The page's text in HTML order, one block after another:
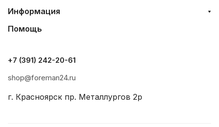
Информация
Помощь
+7 (391) 242-20-61
shop@foreman24.ru
г. Красноярск пр. Металлургов 2р